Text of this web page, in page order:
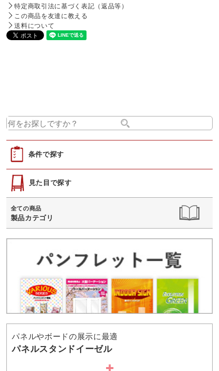
特定商取引法に基づく表記（返品等）
この商品を友達に教える
送料について
条件で探す
見た目で探す
全ての商品
製品カテゴリ
パネルやボードの展示に最適
パネルスタンドイーゼル